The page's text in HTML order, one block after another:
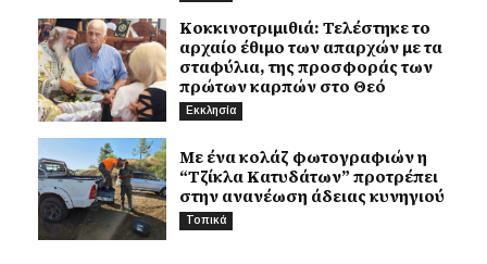
Κοκκινοτριμιθιά: Τελέστηκε το
αρχαίο έθιμο των απαρχών με τα
σταφύλια, της προσφοράς των
πρώτων καρπών στο Θεό
Εκκλησία
Με ένα κολάζ φωτογραφιών η
“Τζίκλα Κατυδάτων” προτρέπει
στην ανανέωση άδειας κυνηγιού
Τοπικά